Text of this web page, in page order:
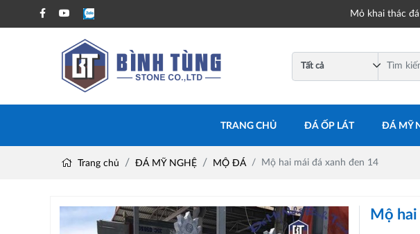
Mỏ khai thác
TRANG CHỦ ĐÁ ỐP LÁT ĐÁ MỸ
Trang chủ ĐÁ MỸ NGHỆ MỘ ĐÁ Mộ hai mái đá xanh đen 14
Mộ